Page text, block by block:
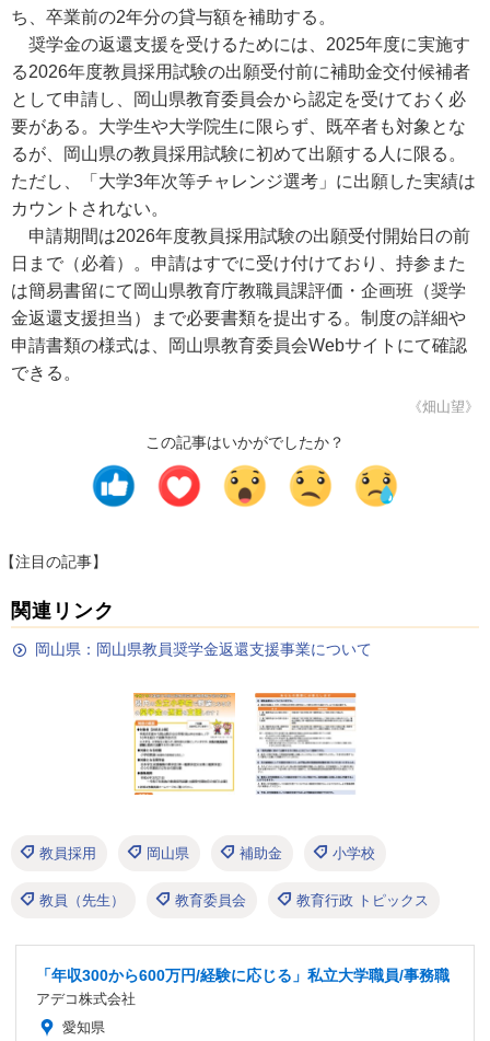
ち、卒業前の2年分の貸与額を補助する。
奨学金の返還支援を受けるためには、2025年度に実施す
る2026年度教員採用試験の出願受付前に補助金交付候補者
として申請し、岡山県教育委員会から認定を受けておく必
要がある。大学生や大学院生に限らず、既卒者も対象とな
るが、岡山県の教員採用試験に初めて出願する人に限る。
ただし、「大学3年次等チャレンジ選考」に出願した実績は
カウントされない。
申請期間は2026年度教員採用試験の出願受付開始日の前
日まで（必着）。申請はすでに受け付けており、持参また
は簡易書留にて岡山県教育庁教職員課評価・企画班（奨学
金返還支援担当）まで必要書類を提出する。制度の詳細や
申請書類の様式は、岡山県教育委員会Webサイトにて確認
できる。
《畑山望》
この記事はいかがでしたか？
【注目の記事】
関連リンク
岡山県：岡山県教員奨学金返還支援事業について
教員採用 岡山県 補助金 小学校
教員（先生） 教育委員会 教育行政 トピックス
「年収300から600万円/経験に応じる」私立大学職員/事務職
アデコ株式会社
愛知県